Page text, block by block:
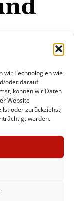
wir Technologien wie
oder darauf
können wir Daten
Website
oder zurückziehst,
werden.
- 2026